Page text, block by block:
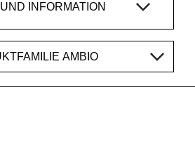
INFORMATION
AMBIO